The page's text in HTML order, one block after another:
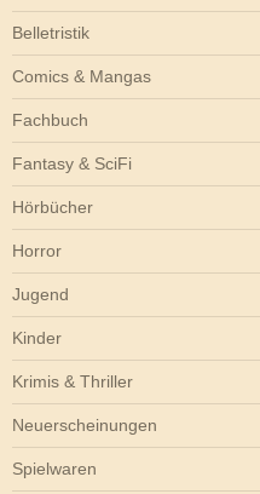
Belletristik
Comics & Mangas
Fachbuch
Fantasy & SciFi
Hörbücher
Horror
Jugend
Kinder
Krimis & Thriller
Neuerscheinungen
Spielwaren